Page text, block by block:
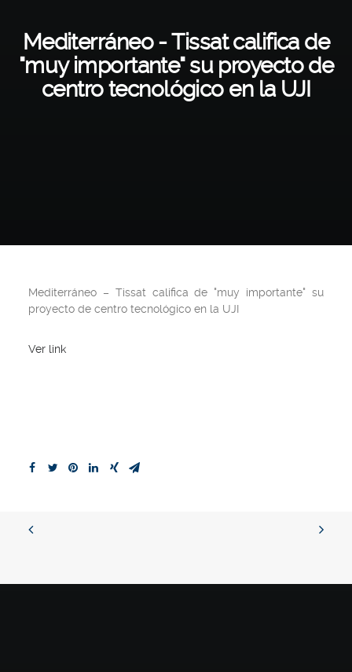
Mediterráneo - Tissat califica de
"muy importante" su proyecto de
centro tecnológico en la UJI
Mediterráneo – Tissat califica de "muy importante" su
proyecto de centro tecnológico en la UJI
Ver link